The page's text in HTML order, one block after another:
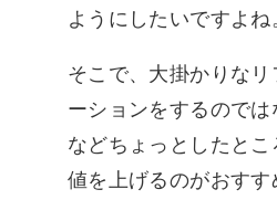
ようにしたいですよね
そこで、大掛かりな
ーションをするので
などちょっとしたと
値を上げるのがおすす